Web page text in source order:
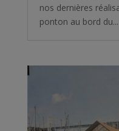
nos dernières
ponton au bord du...